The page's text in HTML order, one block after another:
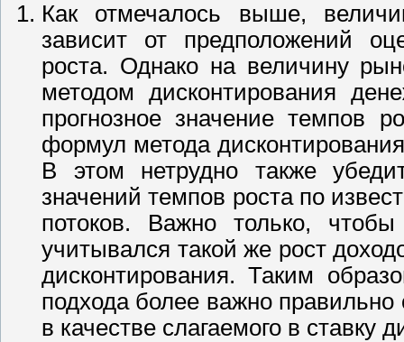
Как отмечалось выше,
зависит от предположений
роста. Однако на величину
методом дисконтирования
прогнозное значение темпов
формул метода
В этом нетрудно также
значений темпов роста по
потоков. Важно только,
учитывался такой же рост
дисконтирования. Таким
подхода более важно правильно
в качестве слагаемого в ставку